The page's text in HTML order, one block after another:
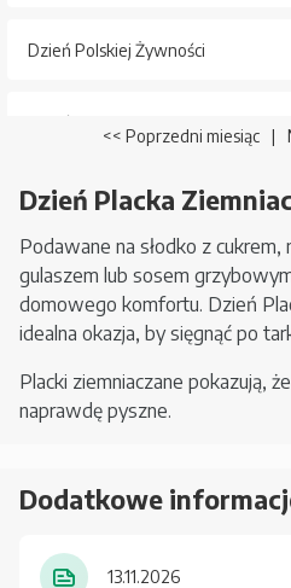
Dzień Polskiej Żywności
Dzień Psa
<< Poprzedni miesiąc |
Dzień Placka
Podawane na słodko z cukrem,
gulaszem lub sosem
domowego komfortu. Dzień
idealna okazja, by sięgnąć po
Placki ziemniaczane pokazują,
naprawdę pyszne.
Dodatkowe
13.11.2026